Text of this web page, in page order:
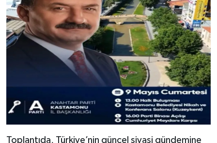
Toplantıda, Türkiye’nin güncel siyasi gündemine